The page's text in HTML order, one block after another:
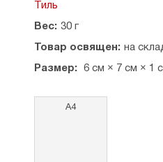
Тиль
Вес: 30 г
Товар освящен: на
Размер: 6 см × 7 см × 1
А4